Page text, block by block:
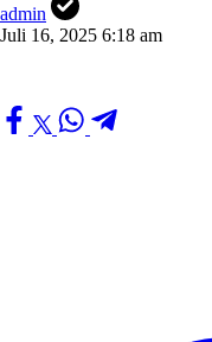
admin
Juli 16, 2025 6:18 am